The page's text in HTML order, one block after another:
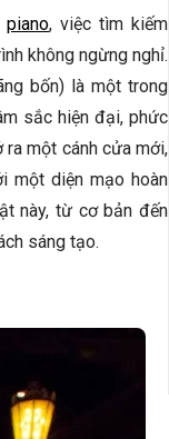
piano, việc tìm kiếm
không ngừng nghỉ.
bốn) là một trong
sắc hiện đại, phức
một cánh cửa mới,
một diện mạo hoàn
này, từ cơ bản đến
sáng tạo.